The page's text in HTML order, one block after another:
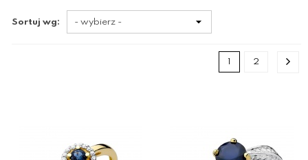
Sortuj wg:
1 2